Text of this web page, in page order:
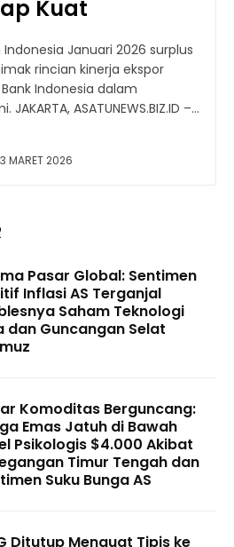
Kuat
Januari 2026 surplus
rincian kinerja ekspor
Indonesia dalam
ASATUNEWS.BIZ.ID –...
3 MARET 2026
Pasar Global: Sentimen
Inflasi AS Terganjal
Saham Teknologi
dan Guncangan Selat
Komoditas Berguncang:
Emas Jatuh di Bawah
Psikologis $4.000 Akibat
Timur Tengah dan
Suku Bunga AS
Ditutup Menguat Tipis ke